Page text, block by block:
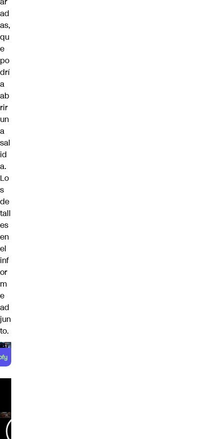
ad
as,
qu
e
po
drí
a
ab
rir
un
a
sal
id
a.
Lo
s
de
tall
es
en
el
inf
or
m
e
ad
jun
to.